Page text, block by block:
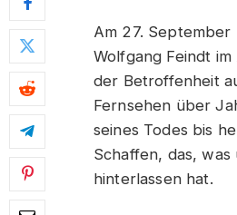
Am 27.
Wolfgang Feindt
der Betroffenheit
Fernsehen über
seines Todes bis
Schaffen, das,
hinterlassen hat.